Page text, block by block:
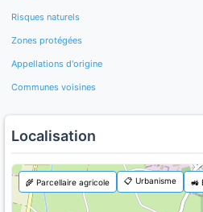
Risques naturels
Zones protégées
Appellations d'origine
Communes voisines
Localisation
🌾 Parcellaire agricole 📋 Urbanisme 🚜